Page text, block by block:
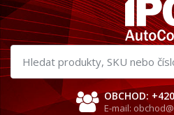
Hledat
produkty
OBCHOD:
E-mail: